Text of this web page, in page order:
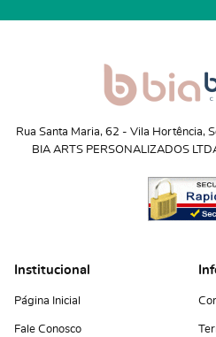
Rua Santa Maria, 62 - Vila Hortência,
BIA ARTS PERSONALIZADOS
Institucional
Página Inicial
Fale Conosco